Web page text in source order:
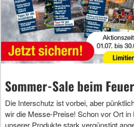
Sommer-Sale beim
Die Interschutz ist vorbei, aber
wir die Messe-Preise! Schon vor Ort
unserer Produkte stark vergünstigt